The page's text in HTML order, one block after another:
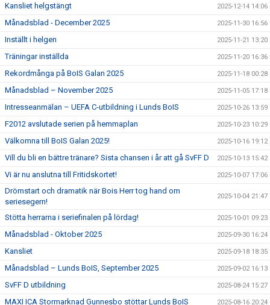
Kansliet helgstängt 2025-12-14 14:06
Månadsblad - December 2025 2025-11-30 16:56
Inställt i helgen 2025-11-21 13:20
Träningar inställda 2025-11-20 16:36
Rekordmånga på BoIS Galan 2025 2025-11-18 00:28
Månadsblad – November 2025 2025-11-05 17:18
Intresseanmälan – UEFA C-utbildning i Lunds BoIS 2025-10-26 13:59
F2012 avslutade serien på hemmaplan 2025-10-23 10:29
Välkomna till BoIS Galan 2025! 2025-10-16 19:12
Vill du bli en bättre tränare? Sista chansen i år att gå SvFF D 2025-10-13 15:42
Vi är nu anslutna till Fritidskortet! 2025-10-07 17:06
Drömstart och dramatik när Bois Herr tog hand om
seriesegern!
2025-10-04 21:47
Stötta herrarna i seriefinalen på lördag! 2025-10-01 09:23
Månadsblad - Oktober 2025 2025-09-30 16:24
Kansliet 2025-09-18 18:35
Månadsblad – Lunds BoIS, September 2025 2025-09-02 16:13
SvFF D utbildning 2025-08-24 15:27
MAXI ICA Stormarknad Gunnesbo stöttar Lunds BoIS 2025-08-16 20:24